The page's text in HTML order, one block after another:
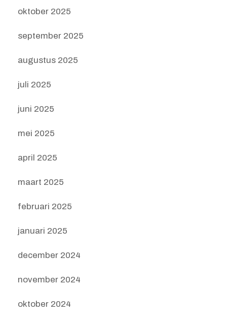
oktober 2025
september 2025
augustus 2025
juli 2025
juni 2025
mei 2025
april 2025
maart 2025
februari 2025
januari 2025
december 2024
november 2024
oktober 2024